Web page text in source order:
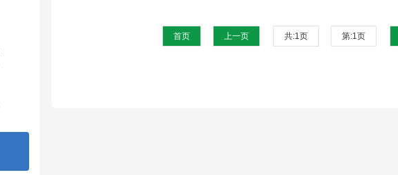
首页 上一页 共:1页 第:1页